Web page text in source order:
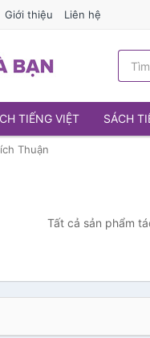
Giới thiệu Liên hệ
TIẾNG VIỆT SÁCH
Thuận
Tất cả sản phẩm